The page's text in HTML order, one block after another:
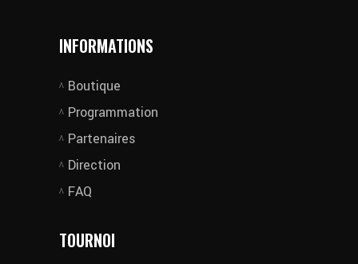
INFORMATIONS
Boutique
Programmation
Partenaires
Direction
FAQ
TOURNOI